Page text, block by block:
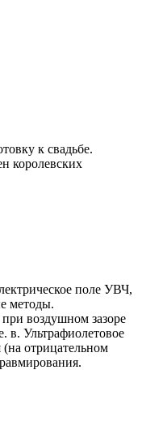
к свадьбе.
королевских
поле УВЧ,
методы.
воздушном зазоре
в. Ультрафиолетовое
отрицательном